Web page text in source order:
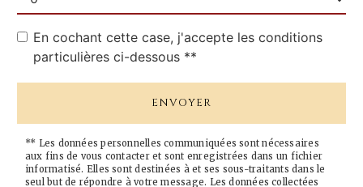
En cochant cette case, j'accepte les conditions
particulières ci-dessous **
ENVOYER
** Les données personnelles communiquées sont nécessaires
aux fins de vous contacter et sont enregistrées dans un fichier
informatisé. Elles sont destinées à et ses sous-traitants dans le
seul but de répondre à votre message. Les données collectées